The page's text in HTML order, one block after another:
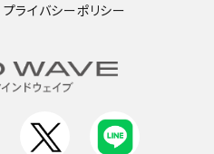
プライバシーポリシー